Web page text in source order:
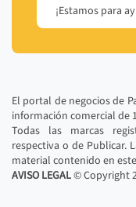
¡Estamos para
El portal de negocios de
información comercial de
Todas las marcas
respectiva o de Publicar.
material contenido en
AVISO LEGAL© Copyright